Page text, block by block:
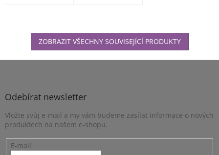
ZOBRAZIT VŠECHNY SOUVISEJÍCÍ PRODUKTY
Z
Odebírat newsletter
Vložte svůj e-mail a my vám budeme zasílat informace o nových
produktech na našem e-shopu.
E-mail